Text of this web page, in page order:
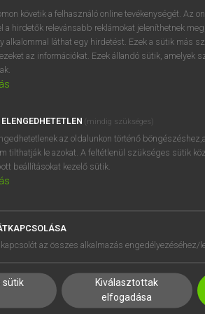
regisztrálok
SÚGÓ
RÓLUNK
SÜTI BEÁLLÍTÁSOK
követik a felhasználó online tevékenységét. Az
a hirdetők relevánsabb reklámokat jeleníthetnek
alkalommal láthat egy hirdetést. Ezek a sütik más
az információkat. Ezek állandó sütik, amelyek
(mindig szükséges)
az oldalunkon történő
tilthatják le azokat. A feltétlenül szükséges sütik
beállításokat kezelő sütik.
az összes alkalmazás engedélyezéséhez/
sütik
Kiválasztottak
elfogadása